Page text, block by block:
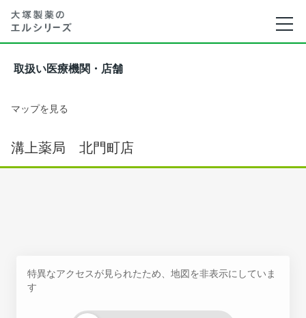
取扱い医療機関・店舗
マップを見る
溝上薬局 北門町店
特異なアクセスが見られたため、地図を非表示にしていま
す